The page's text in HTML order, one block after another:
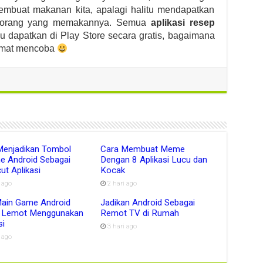
makanan kita, apalagi halitu mendapatkan
yang memakannya. Semua aplikasi resep
dapatkan di Play Store secara gratis, bagaimana
mencoba
Tombol
Android Sebagai
Aplikasi
Cara Membuat Meme
Dengan 8 Aplikasi Lucu dan
Kocak
2 hari ago
Game Android
Lemot Menggunakan
Jadikan Android Sebagai
Remot TV di Rumah
3 hari ago